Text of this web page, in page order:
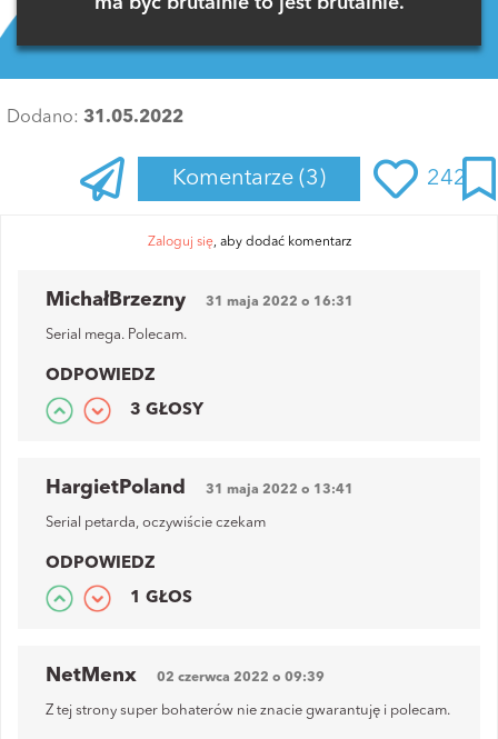
Dodano: 31.05.2022
Komentarze (3) 242
Zaloguj się, aby dodać komentarz
MichałBrzezny 31 maja 2022 o 16:31
Serial mega. Polecam.
ODPOWIEDZ
3 GŁOSY
HargietPoland 31 maja 2022 o 13:41
Serial petarda, oczywiście czekam
ODPOWIEDZ
1 GŁOS
NetMenx 02 czerwca 2022 o 09:39
Z tej strony super bohaterów nie znacie gwarantuję i polecam.